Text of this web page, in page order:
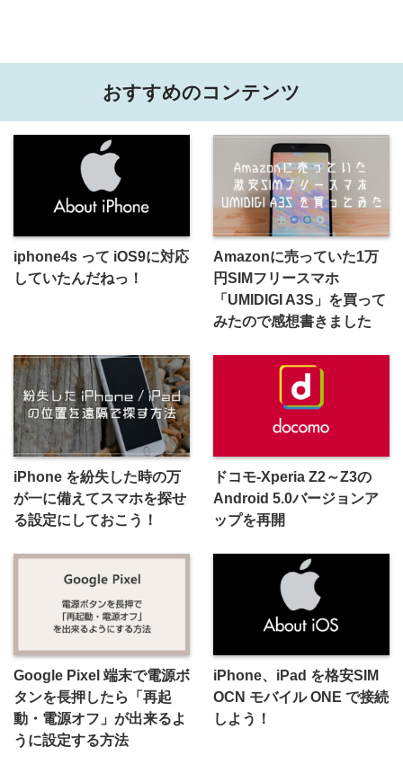
おすすめのコンテンツ
iphone4s って iOS9に対応
していたんだねっ！
Amazonに売っていた1万
円SIMフリースマホ
「UMIDIGI A3S」を買って
みたので感想書きました
iPhone を紛失した時の万
が一に備えてスマホを探せ
る設定にしておこう！
ドコモ-Xperia Z2～Z3の
Android 5.0バージョンア
ップを再開
Google Pixel 端末で電源ボ
タンを長押したら「再起
動・電源オフ」が出来るよ
うに設定する方法
iPhone、iPad を格安SIM
OCN モバイル ONE で接続
しよう！